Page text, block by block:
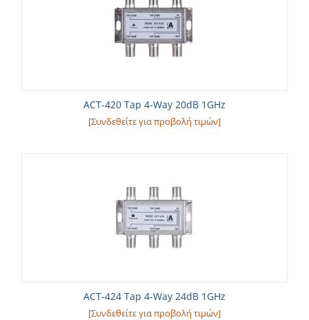
ACT-420 Tap 4-Way 20dB 1GHz
[Συνδεθείτε για προβολή τιμών]
ACT-424 Tap 4-Way 24dB 1GHz
[Συνδεθείτε για προβολή τιμών]